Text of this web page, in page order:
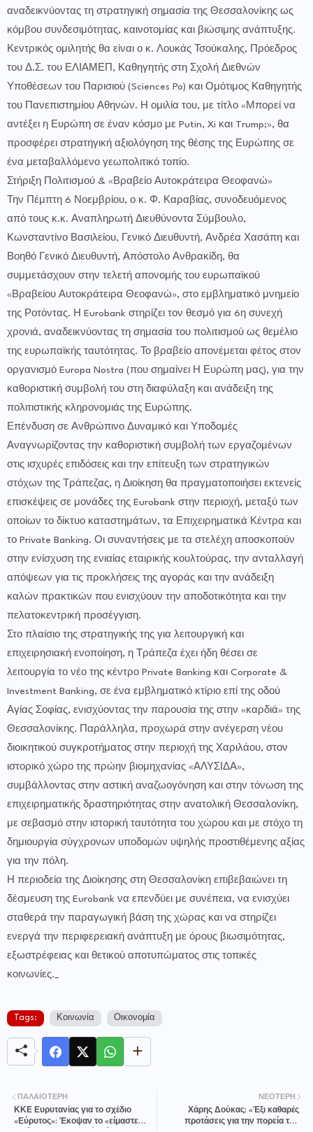
αναδεικνύοντας τη στρατηγική σημασία της Θεσσαλονίκης ως
κόμβου συνδεσιμότητας, καινοτομίας και βιώσιμης ανάπτυξης.
Κεντρικός ομιλητής θα είναι ο κ. Λουκάς Τσούκαλης, Πρόεδρος
του Δ.Σ. του ΕΛΙΑΜΕΠ, Καθηγητής στη Σχολή Διεθνών
Υποθέσεων του Παρισιού (Sciences Po) και Ομότιμος Καθηγητής
του Πανεπιστημίου Αθηνών. Η ομιλία του, με τίτλο «Μπορεί να
αντέξει η Ευρώπη σε έναν κόσμο με Putin, Xi και Trump;», θα
προσφέρει στρατηγική αξιολόγηση της θέσης της Ευρώπης σε
ένα μεταβαλλόμενο γεωπολιτικό τοπίο.
Στήριξη Πολιτισμού & «Βραβείο Αυτοκράτειρα Θεοφανώ»
Την Πέμπτη 6 Νοεμβρίου, ο κ. Φ. Καραβίας, συνοδευόμενος
από τους κ.κ. Αναπληρωτή Διευθύνοντα Σύμβουλο,
Κωνσταντίνο Βασιλείου, Γενικό Διευθυντή, Ανδρέα Χασάπη και
Βοηθό Γενικό Διευθυντή, Απόστολο Ανθρακίδη, θα
συμμετάσχουν στην τελετή απονομής του ευρωπαϊκού
«Βραβείου Αυτοκράτειρα Θεοφανώ», στο εμβληματικό μνημείο
της Ροτόντας. Η Eurobank στηρίζει τον θεσμό για 6η συνεχή
χρονιά, αναδεικνύοντας τη σημασία του πολιτισμού ως θεμέλιο
της ευρωπαϊκής ταυτότητας. Το βραβείο απονέμεται φέτος στον
οργανισμό Europa Nostra (που σημαίνει Η Ευρώπη μας), για την
καθοριστική συμβολή του στη διαφύλαξη και ανάδειξη της
πολιτιστικής κληρονομιάς της Ευρώπης.
Επένδυση σε Ανθρώπινο Δυναμικό και Υποδομές
Αναγνωρίζοντας την καθοριστική συμβολή των εργαζομένων
στις ισχυρές επιδόσεις και την επίτευξη των στρατηγικών
στόχων της Τράπεζας, η Διοίκηση θα πραγματοποιήσει εκτενείς
επισκέψεις σε μονάδες της Eurobank στην περιοχή, μεταξύ των
οποίων το δίκτυο καταστημάτων, τα Επιχειρηματικά Κέντρα και
το Private Banking. Οι συναντήσεις με τα στελέχη αποσκοπούν
στην ενίσχυση της ενιαίας εταιρικής κουλτούρας, την ανταλλαγή
απόψεων για τις προκλήσεις της αγοράς και την ανάδειξη
καλών πρακτικών που ενισχύουν την αποδοτικότητα και την
πελατοκεντρική προσέγγιση.
Στο πλαίσιο της στρατηγικής της για λειτουργική και
επιχειρησιακή ενοποίηση, η Τράπεζα έχει ήδη θέσει σε
λειτουργία το νέο της κέντρο Private Banking και Corporate &
Investment Banking, σε ένα εμβληματικό κτίριο επί της οδού
Αγίας Σοφίας, ενισχύοντας την παρουσία της στην «καρδιά» της
Θεσσαλονίκης. Παράλληλα, προχωρά στην ανέγερση νέου
διοικητικού συγκροτήματος στην περιοχή της Χαριλάου, στον
ιστορικό χώρο της πρώην βιομηχανίας «ΑΛΥΣΙΔΑ»,
συμβάλλοντας στην αστική αναζωογόνηση και στην τόνωση της
επιχειρηματικής δραστηριότητας στην ανατολική Θεσσαλονίκη,
με σεβασμό στην ιστορική ταυτότητα του χώρου και με στόχο τη
δημιουργία σύγχρονων υποδομών υψηλής προστιθέμενης αξίας
για την πόλη.
Η περιοδεία της Διοίκησης στη Θεσσαλονίκη επιβεβαιώνει τη
δέσμευση της Eurobank να επενδύει με συνέπεια, να ενισχύει
σταθερά την παραγωγική βάση της χώρας και να στηρίζει
ενεργά την περιφερειακή ανάπτυξη με όρους βιωσιμότητας,
εξωστρέφειας και θετικού αποτυπώματος στις τοπικές
κοινωνίες._
Tags: Κοινωνία Οικονομία
ΝΕΌΤΕΡΗ
Χάρης Δούκας: «Έξι καθαρές
προτάσεις για την πορεία του
ΠΑΛΑΙΌΤΕΡΗ
ΚΚΕ Ευρυτανίας για το σχέδιο
«Εύρυτος»: Έκοψαν το «είμαστε